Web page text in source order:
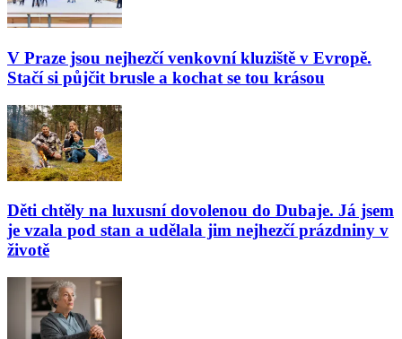
V Praze jsou nejhezčí venkovní kluziště v Evropě.
Stačí si půjčit brusle a kochat se tou krásou
Děti chtěly na luxusní dovolenou do Dubaje. Já jsem
je vzala pod stan a udělala jim nejhezčí prázdniny v
životě